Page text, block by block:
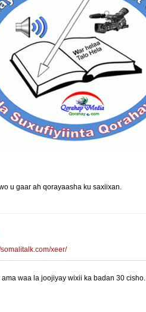
u gaar ah qorayaasha ku saxiixan.
xeer/
waa la joojiyay wixii ka badan 30 cisho.